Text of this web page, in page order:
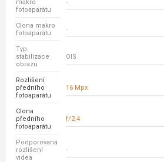
makro
fotoaparátu
-
Clona makro
fotoaparátu
-
Typ
stabilizace
obrazu
OIS
Rozlišení
předního
fotoaparátu
16 Mpx
Clona
předního
fotoaparátu
f/2.4
Podporovaná
rozlišení
videa
-